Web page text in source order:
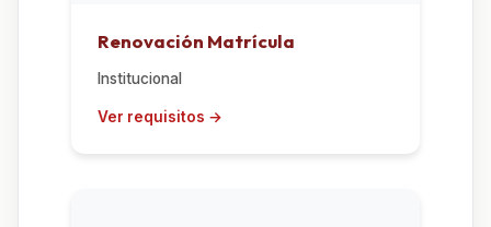
Renovación Matrícula
Institucional